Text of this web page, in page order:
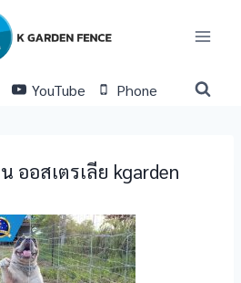
YouTube Phone
ออสเตรเลีย kgarden